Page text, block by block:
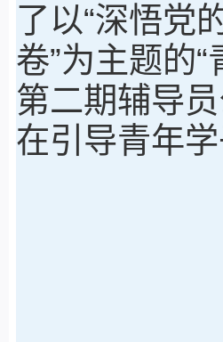
了以“深悟党
卷”为主题的
第二期辅导
在引导青年